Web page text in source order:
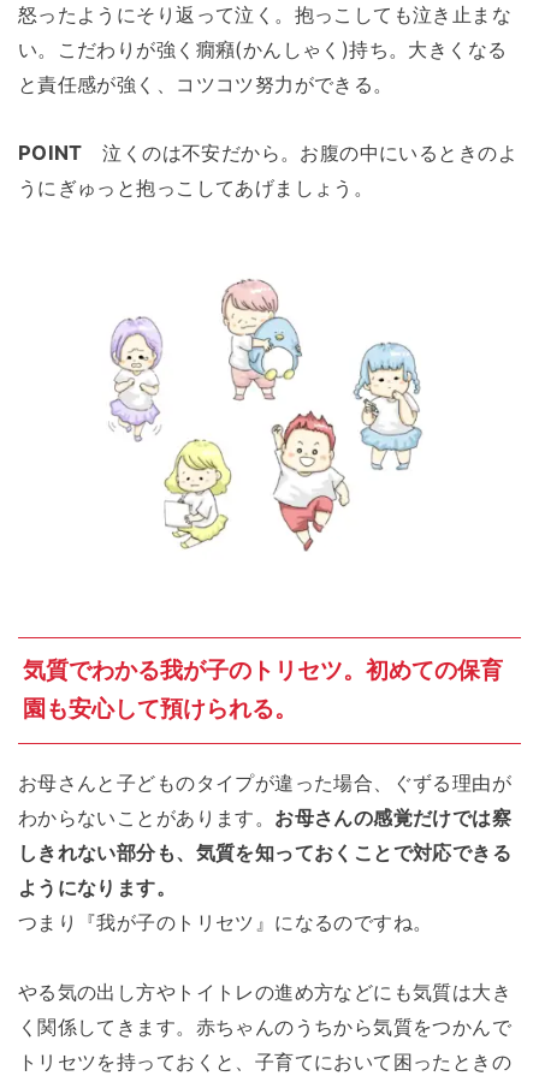
怒ったようにそり返って泣く。抱っこしても泣き止まな
い。こだわりが強く癇癪(かんしゃく)持ち。大きくなる
と責任感が強く、コツコツ努力ができる。
POINT 泣くのは不安だから。お腹の中にいるときのよ
うにぎゅっと抱っこしてあげましょう。
気質でわかる我が子のトリセツ。初めての保育
園も安心して預けられる。
お母さんと子どものタイプが違った場合、ぐずる理由が
わからないことがあります。 お母さんの感覚だけでは察
しきれない部分も、気質を知っておくことで対応できる
ようになります。
つまり『我が子のトリセツ』になるのですね。
やる気の出し方やトイトレの進め方などにも気質は大き
く関係してきます。赤ちゃんのうちから気質をつかんで
トリセツを持っておくと、子育てにおいて困ったときの